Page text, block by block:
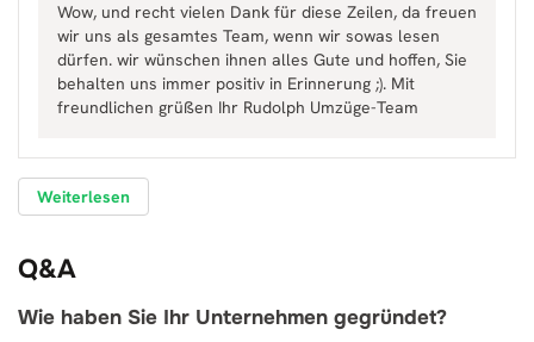
Wow, und recht vielen Dank für diese Zeilen, da freuen
wir uns als gesamtes Team, wenn wir sowas lesen
dürfen. wir wünschen ihnen alles Gute und hoffen, Sie
behalten uns immer positiv in Erinnerung ;). Mit
freundlichen grüßen Ihr Rudolph Umzüge-Team
Weiterlesen
Q&A
Wie haben Sie Ihr Unternehmen gegründet?